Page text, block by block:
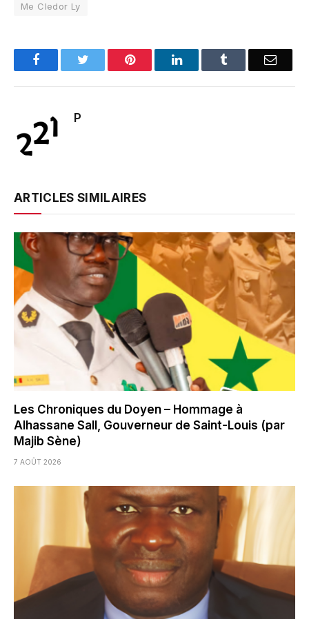
Me Cledor Ly
FacebookTwitter Pinterest LinkedInTumblr Email
P
ARTICLES SIMILAIRES
Les Chroniques du Doyen – Hommage à
Alhassane Sall, Gouverneur de Saint-Louis (par
Majib Sène)
7 AOÛT 2026